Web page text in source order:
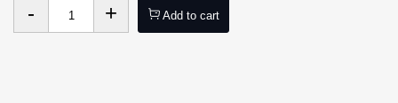
- + Add to cart